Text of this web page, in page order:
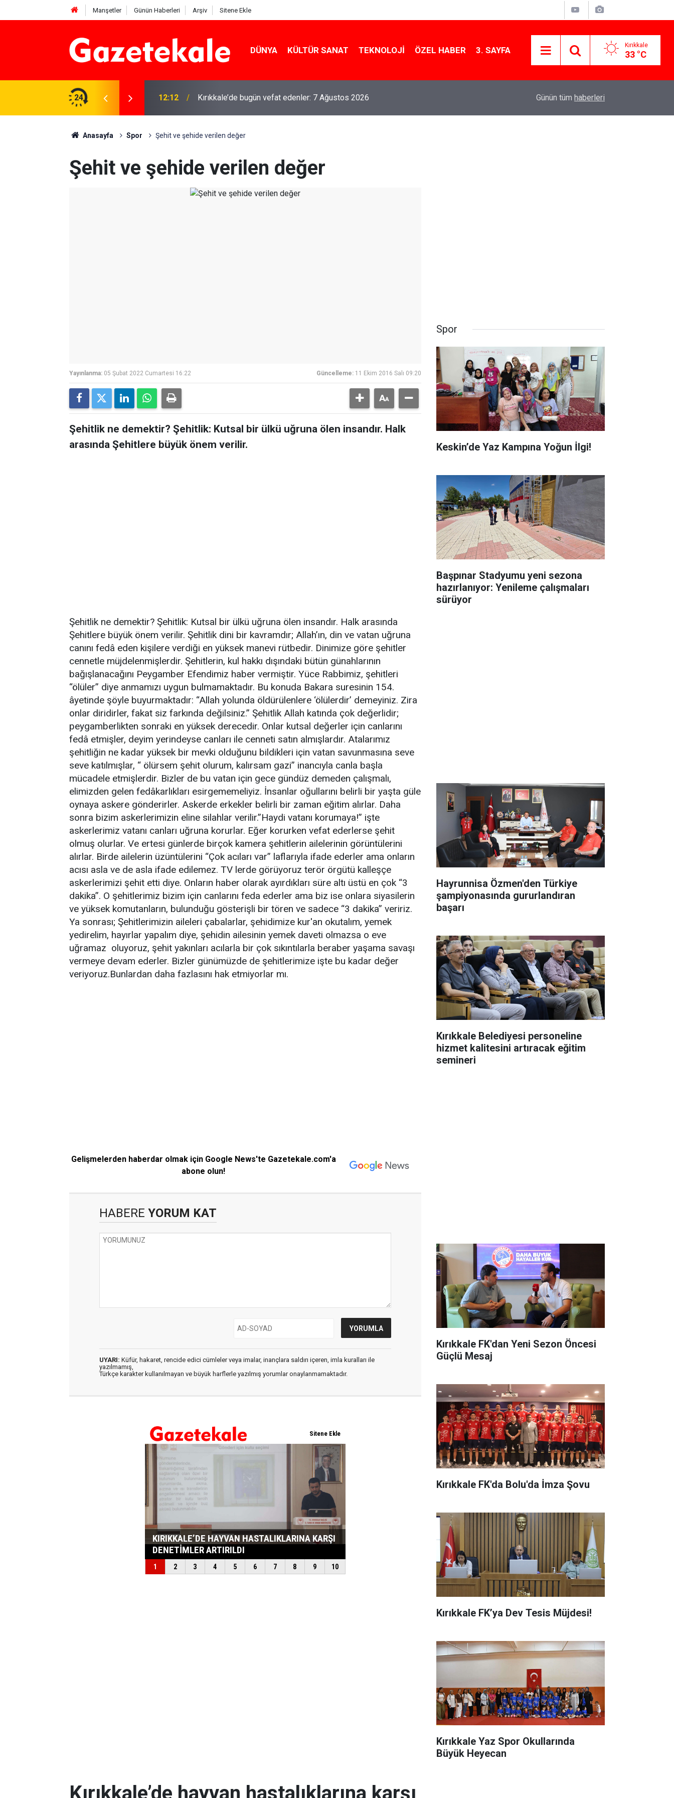
Manşetler Günün Haberleri Arşiv Sitene Ekle
DÜNYA KÜLTÜR SANAT TEKNOLOJI ÖZEL HABER 3. SAYFA Kırıkkale
33 °C
24
karşı denetimler artırıldı 12:12 Kırıkkale’de bugün vefat edenler: 7 Ağustos 2026 MKE’nin Yerli Savunma Teknolojileri Dünya
Günün tüm haberleri
Anasayfa Spor Şehit ve şehide verilen değer
Şehit ve şehide verilen değer
Yayınlanma: 05 Şubat 2022 Cumartesi 16:22 Güncelleme: 11 Ekim 2016 Salı 09:20
Şehitlik ne demektir? Şehitlik: Kutsal bir ülkü uğruna ölen insandır. Halk
arasında Şehitlere büyük önem verilir.
Şehitlik ne demektir? Şehitlik: Kutsal bir ülkü uğruna ölen insandır. Halk arasında
Şehitlere büyük önem verilir. Şehitlik dini bir kavramdır; Allah’ın, din ve vatan uğruna
canını fedâ eden kişilere verdiği en yüksek manevi rütbedir. Dinimize göre şehitler
cennetle müjdelenmişlerdir. Şehitlerin, kul hakkı dışındaki bütün günahlarının
bağışlanacağını Peygamber Efendimiz haber vermiştir. Yüce Rabbimiz, şehitleri
“ölüler” diye anmamızı uygun bulmamaktadır. Bu konuda Bakara suresinin 154.
âyetinde şöyle buyurmaktadır: “Allah yolunda öldürülenlere ‘ölülerdir’ demeyiniz. Zira
onlar diridirler, fakat siz farkında değilsiniz.” Şehitlik Allah katında çok değerlidir;
peygamberlikten sonraki en yüksek derecedir. Onlar kutsal değerler için canlarını
fedâ etmişler, deyim yerindeyse canları ile cenneti satın almışlardır. Atalarımız
şehitliğin ne kadar yüksek bir mevki olduğunu bildikleri için vatan savunmasına seve
seve katılmışlar, “ ölürsem şehit olurum, kalırsam gazi” inancıyla canla başla
mücadele etmişlerdir. Bizler de bu vatan için gece gündüz demeden çalışmalı,
elimizden gelen fedâkarlıkları esirgememeliyiz. İnsanlar oğullarını belirli bir yaşta güle
oynaya askere gönderirler. Askerde erkekler belirli bir zaman eğitim alırlar. Daha
sonra bizim askerlerimizin eline silahlar verilir.”Haydi vatanı korumaya!” işte
askerlerimiz vatanı canları uğruna korurlar. Eğer korurken vefat ederlerse şehit
olmuş olurlar. Ve ertesi günlerde birçok kamera şehitlerin ailelerinin görüntülerini
alırlar. Birde ailelerin üzüntülerini “Çok acıları var” laflarıyla ifade ederler ama onların
acısı asla ve de asla ifade edilemez. TV lerde görüyoruz terör örgütü kalleşçe
askerlerimizi şehit etti diye. Onların haber olarak ayırdıkları süre altı üstü en çok “3
dakika”. O şehitlerimiz bizim için canlarını feda ederler ama biz ise onlara siyasilerin
ve yüksek komutanların, bulunduğu gösterişli bir tören ve sadece “3 dakika” veririz.
Ya sonrası; Şehitlerimizin aileleri çabalarlar, şehidimize kur'an okutalım, yemek
yedirelim, hayırlar yapalım diye, şehidin ailesinin yemek daveti olmazsa o eve
uğramaz oluyoruz, şehit yakınları acılarla bir çok sıkıntılarla beraber yaşama savaşı
vermeye devam ederler. Bizler günümüzde de şehitlerimize işte bu kadar değer
veriyoruz.Bunlardan daha fazlasını hak etmiyorlar mı.
Gelişmelerden haberdar olmak için Google News'te Gazetekale.com'a
abone olun!
HABERE YORUM KAT
UYARI: Küfür, hakaret, rencide edici cümleler veya imalar, inançlara saldırı içeren, imla kuralları ile
yazılmamış,
Türkçe karakter kullanılmayan ve büyük harflerle yazılmış yorumlar onaylanmamaktadır.
Spor
Keskin’de Yaz Kampına Yoğun İlgi!
Başpınar Stadyumu yeni sezona
hazırlanıyor: Yenileme çalışmaları
sürüyor
Hayrunnisa Özmen'den Türkiye
şampiyonasında gururlandıran
başarı
Kırıkkale Belediyesi personeline
hizmet kalitesini artıracak eğitim
semineri
Kırıkkale FK'dan Yeni Sezon Öncesi
Güçlü Mesaj
Kırıkkale FK'da Bolu'da İmza Şovu
Kırıkkale FK’ya Dev Tesis Müjdesi!
Kırıkkale Yaz Spor Okullarında
Büyük Heyecan
Kırıkkale’de hayvan hastalıklarına karşı